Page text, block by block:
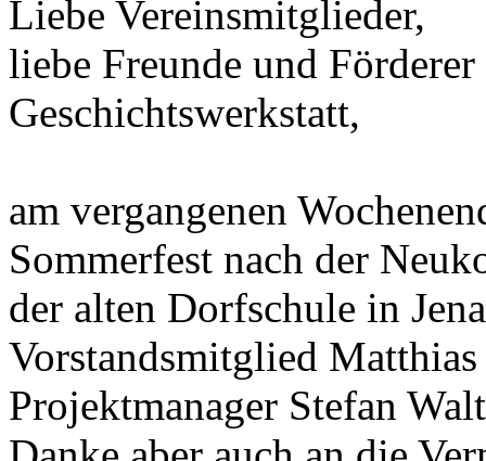
Liebe Vereinsmitglieder,
liebe Freunde und Förderer
Geschichtswerkstatt,
am vergangenen
Sommerfest nach der
der alten Dorfschule in
Vorstandsmitglied
Projektmanager Stefan